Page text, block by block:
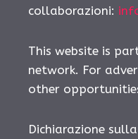
collaborazioni:
This website is
network. For
other
Dichiarazione